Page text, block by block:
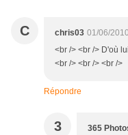
C chris03 01/06/
<br /> <br /> D'où
<br /> <br /> <br />
Répondre
3 365